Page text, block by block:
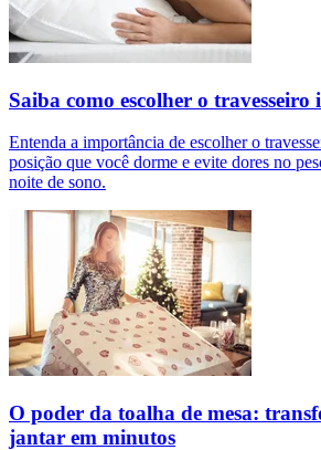
Saiba como escolher o travesseiro
Entenda a importância de escolher o
posição que você dorme e evite dores no
noite de sono.
O poder da toalha de mesa:
jantar em minutos